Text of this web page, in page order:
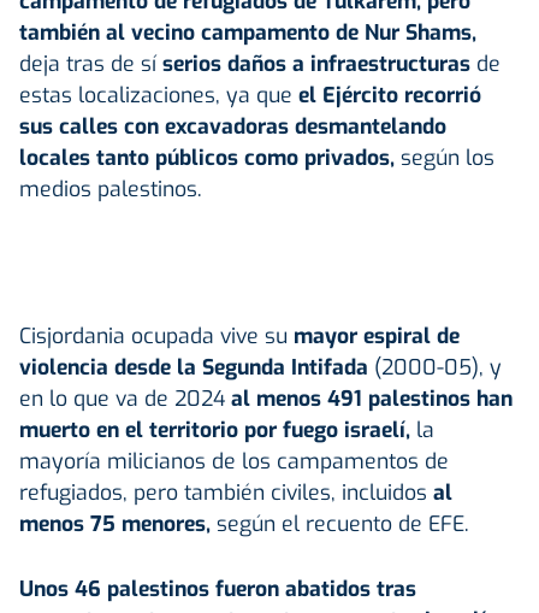
también al vecino campamento de Nur Shams,
deja tras de síserios daños a infraestructuras de
estas localizaciones, ya que el Ejército recorrió
sus calles con excavadoras desmantelando
locales tanto públicos como privados, según los
medios palestinos.
Cisjordania ocupada vive su mayor espiral de
violencia desde la Segunda Intifada (2000-05), y
en lo que va de 2024 al menos 491 palestinos han
muerto en el territorio por fuego israelí, la
mayoría milicianos de los campamentos de
refugiados, pero también civiles, incluidos al
menos 75 menores, según el recuento de EFE.
Unos 46 palestinos fueron abatidos tras